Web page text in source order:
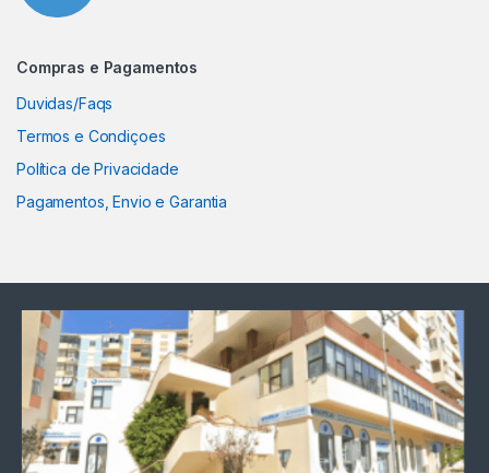
Compras e Pagamentos
Duvidas/Faqs
Termos e Condiçoes
Política de Privacidade
Pagamentos, Envio e Garantia